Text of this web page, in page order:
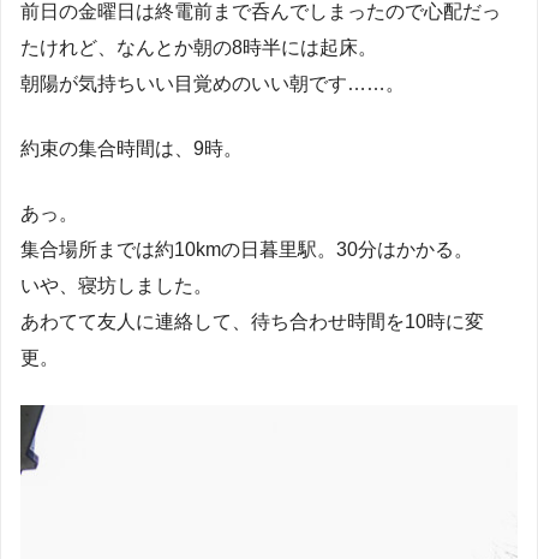
前日の金曜日は終電前まで呑んでしまったので心配だっ
たけれど、なんとか朝の8時半には起床。
朝陽が気持ちいい目覚めのいい朝です……。
約束の集合時間は、9時。
あっ。
集合場所までは約10kmの日暮里駅。30分はかかる。
いや、寝坊しました。
あわてて友人に連絡して、待ち合わせ時間を10時に変
更。